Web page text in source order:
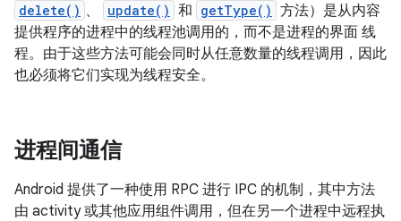
delete() 、 update() 和 getType() 方法）是从内容
提供程序的进程中的线程池调用的，而不是进程的界面 线
程。由于这些方法可能会同时从任意数量的线程调用，因此
也必须将它们实现为线程安全。
进程间通信
Android 提供了一种使用 RPC 进行 IPC 的机制，其中方法
由 activity 或其他应用组件调用，但在另一个进程中远程执